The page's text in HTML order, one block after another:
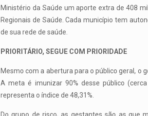
Ministério da Saúde um aporte extra de 408
Regionais de Saúde. Cada município tem
de sua rede de saúde.
PRIORITÁRIO, SEGUE COM PRIORIDADE
Mesmo com a abertura para o público geral, o
A meta é imunizar 90% desse público
representa o índice de 48,31%.